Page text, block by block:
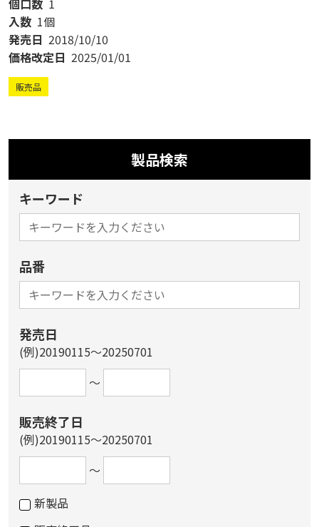
入数 1個
発売日 2018/10/10
価格改定日 2025/01/01
販売品
製品検索
キーワード
品番
発売日
(例)20190115～20250701
～
販売終了日
(例)20190115～20250701
～
新製品